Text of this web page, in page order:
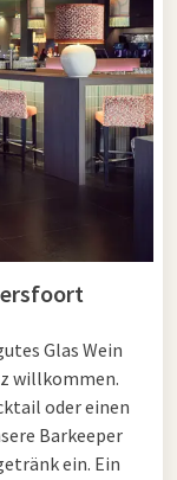
Glas Wein
willkommen.
oder einen
Barkeeper
ein. Ein